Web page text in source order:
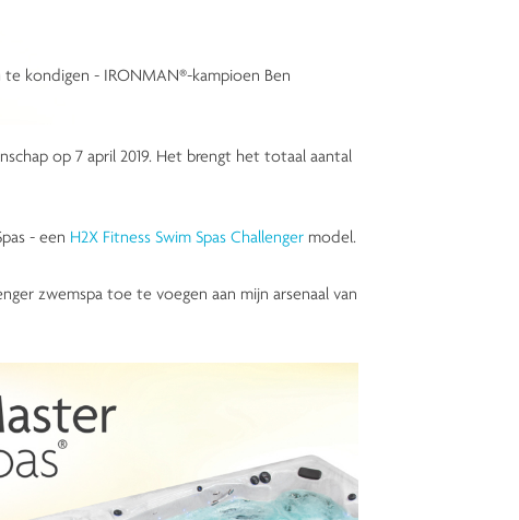
kondigen - IRONMAN®-kampioen Ben
op 7 april 2019. Het brengt het totaal aantal
- een H2X Fitness Swim Spas Challenger model.
zwemspa toe te voegen aan mijn arsenaal van